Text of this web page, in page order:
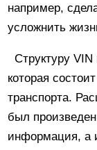
например,
усложнить
Структуру
которая
транспорта.
был
информация, а